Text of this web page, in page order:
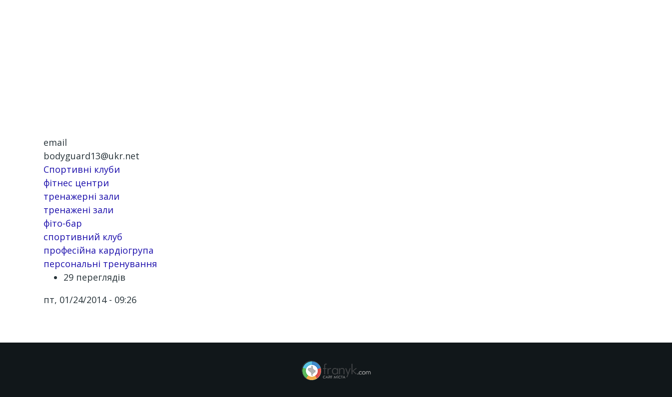
email
bodyguard13@ukr.net
Спортивні клуби
фітнес центри
тренажерні зали
тренажені зали
фіто-бар
спортивний клуб
професійна кардіогрупа
персональні тренування
29 переглядів
пт, 01/24/2014 - 09:26